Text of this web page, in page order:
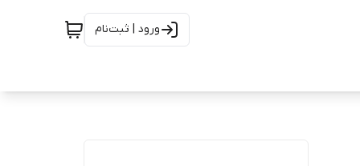
ورود | ثبت‌نام